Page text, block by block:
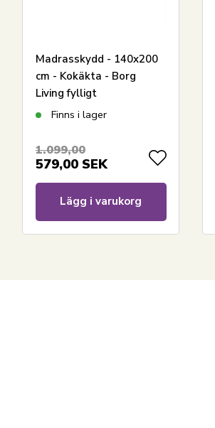
Madrasskydd - 140x200
cm - Kokäkta - Borg
Living fylligt
madrasskydd i 100%
Finns i lager
1.099,00
579,00 SEK
Lägg i varukorg